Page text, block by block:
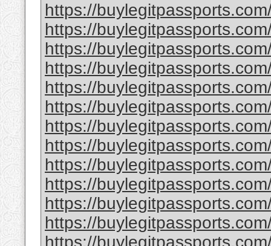
https://
https://
https://
https://
https://
https://
https://
https://
https://
https://
https://
https://